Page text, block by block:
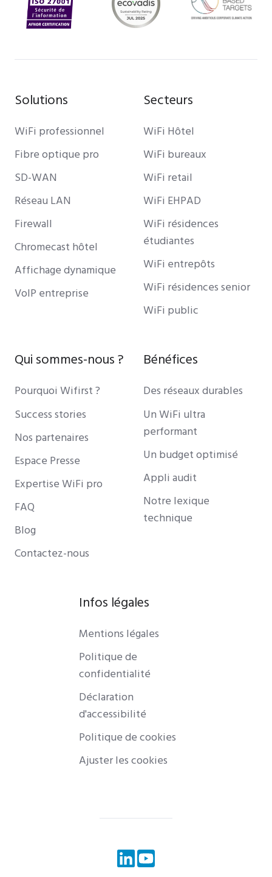
Solutions
WiFi professionnel
Fibre optique pro
SD-WAN
Réseau LAN
Firewall
Chromecast hôtel
Affichage dynamique
VoIP entreprise
Secteurs
WiFi Hôtel
WiFi bureaux
WiFi retail
WiFi EHPAD
WiFi résidences
étudiantes
WiFi entrepôts
WiFi résidences senior
WiFi public
Qui sommes-nous ?
Pourquoi Wifirst ?
Success stories
Nos partenaires
Espace Presse
Expertise WiFi pro
FAQ
Blog
Contactez-nous
Bénéfices
Des réseaux durables
Un WiFi ultra
performant
Un budget optimisé
Appli audit
Notre lexique
technique
Infos légales
Mentions légales
Politique de
confidentialité
Déclaration
d'accessibilité
Politique de cookies
Ajuster les cookies